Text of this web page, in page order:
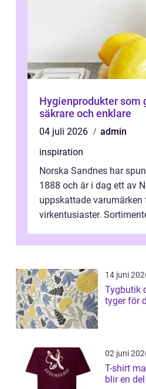
Hygienprodukter som
säkrare och enklare
04 juli 2026
admin
inspiration
Norska Sandnes har
1888 och är i dag ett av
uppskattade varumärken
virkentusiaster.
14 juni
Tygbutik online så
tyger för
02 juni
T-shirt
blir en